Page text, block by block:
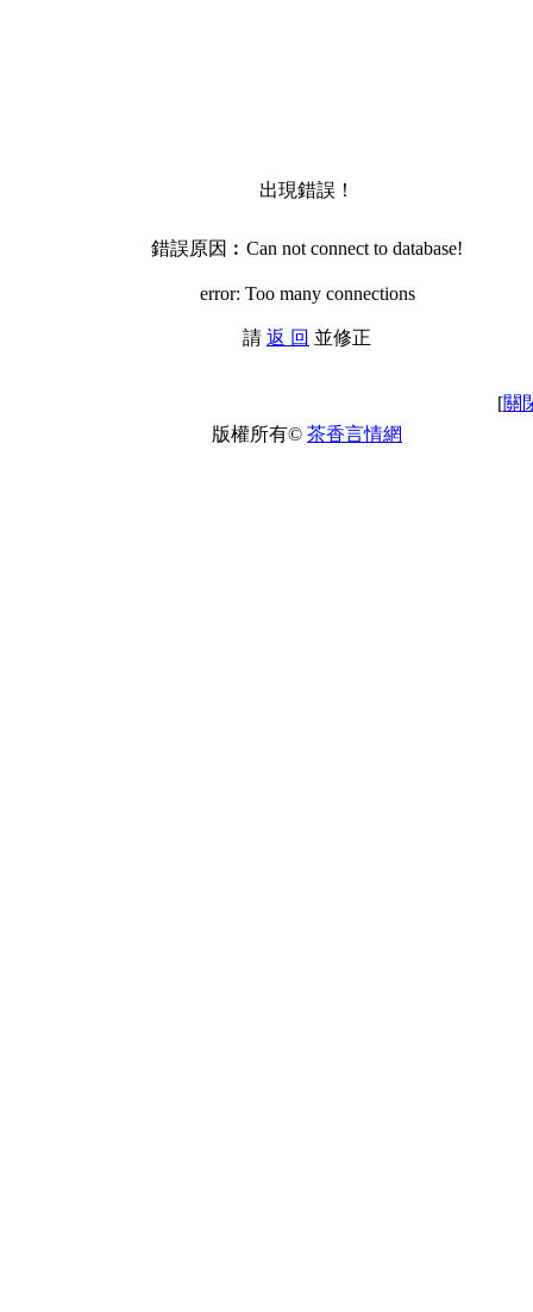
出現錯誤！
錯誤原因︰Can not connect to database!
error: Too many connections
請 返 回 並修正
[關
版權所有© 茶香言情網